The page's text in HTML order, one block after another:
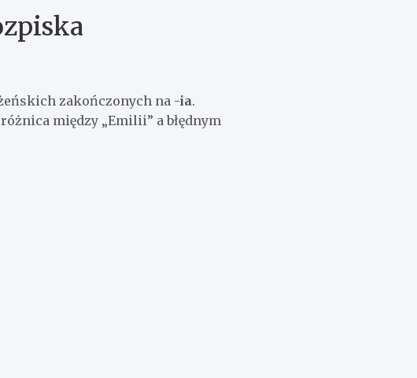
zakończonych na -ia.
między „Emilii” a błędnym